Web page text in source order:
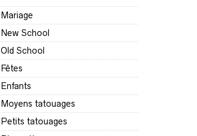
Mariage
New School
Old School
Fêtes
Enfants
Moyens tatouages
Petits tatouages